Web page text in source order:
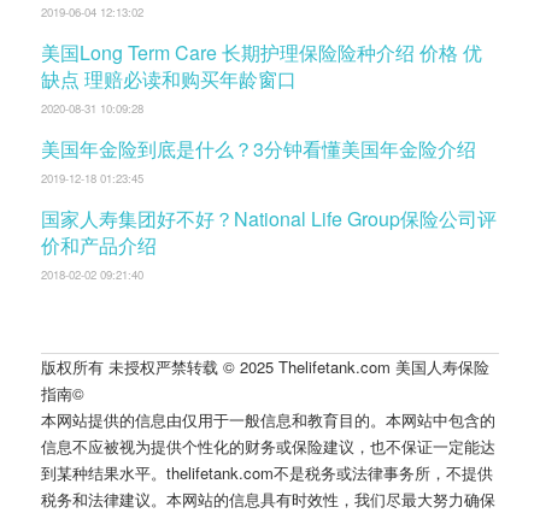
2019-06-04 12:13:02
美国Long Term Care 长期护理保险险种介绍 价格 优
缺点 理赔必读和购买年龄窗口
2020-08-31 10:09:28
美国年金险到底是什么？3分钟看懂美国年金险介绍
2019-12-18 01:23:45
国家人寿集团好不好？National Life Group保险公司评
价和产品介绍
2018-02-02 09:21:40
版权所有 未授权严禁转载 © 2025 Thelifetank.com 美国人寿保险
指南©️
本网站提供的信息由仅用于一般信息和教育目的。本网站中包含的
信息不应被视为提供个性化的财务或保险建议，也不保证一定能达
到某种结果水平。thelifetank.com不是税务或法律事务所，不提供
税务和法律建议。本网站的信息具有时效性，我们尽最大努力确保